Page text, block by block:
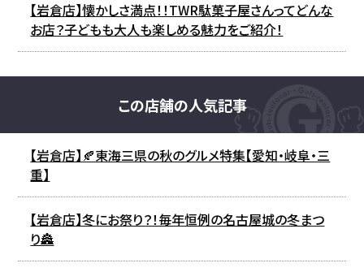
【岩倉店】懐かしさ満点！！TWR駄菓子屋さんってどんな
お店？子どもも大人も楽しめる魅力をご紹介！
この店舗の人気記事
【岩倉店】🍂東海三県の秋のグルメ特集【愛知・岐阜・三
重】
【岩倉店】冬にお祭り？！毎年恒例の名古屋城の冬まつ
り🏯